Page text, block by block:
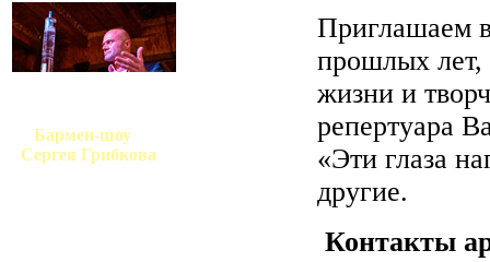
Бармен-шоу
Сергея Грибкова
Приглашаем
прошлых лет,
жизни и
репертуара
«Эти глаза
другие.
Контакты